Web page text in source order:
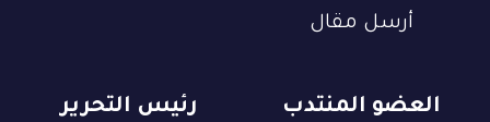
أرسل مقال
العضو المنتدب رئيس التحرير